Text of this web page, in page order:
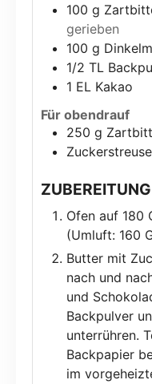
100 g
gerieben
100 g
1/2 TL
1 EL Kakao
Für obendrauf
250 g
ZUBEREITUNG
Ofen auf 180
(Umluft: 160
Butter mit
nach und
und
Backpulver
unterrühren.
Backpapier
im